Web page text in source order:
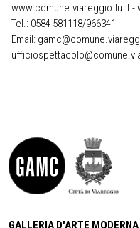
www.comune.viareggio.lu.it -
Tel.: 0584 581118/966341
Email:
GALLERIA D'ARTE MODERNA